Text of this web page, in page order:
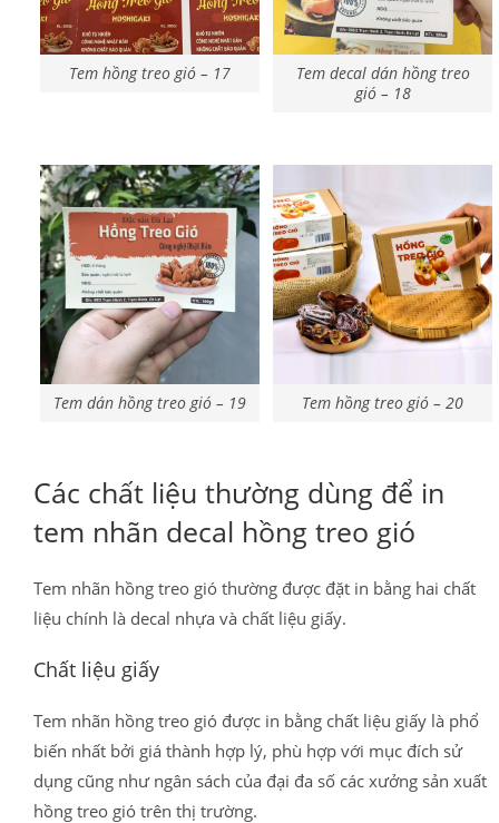
Tem hồng treo gió – 17
Tem decal dán hồng treo
gió – 18
Tem dán hồng treo gió – 19 Tem hồng treo gió – 20
Các chất liệu thường dùng để in
tem nhãn decal hồng treo gió
Tem nhãn hồng treo gió thường được đặt in bằng hai chất
liệu chính là decal nhựa và chất liệu giấy.
Chất liệu giấy
Tem nhãn hồng treo gió được in bằng chất liệu giấy là phổ
biến nhất bởi giá thành hợp lý, phù hợp với mục đích sử
dụng cũng như ngân sách của đại đa số các xưởng sản xuất
hồng treo gió trên thị trường.